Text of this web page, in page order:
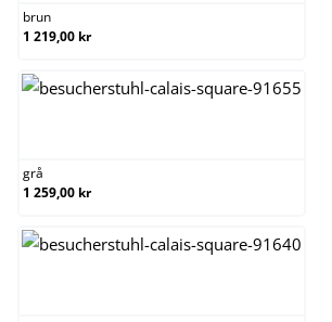
brun
1 219,00 kr
grå
1 259,00 kr